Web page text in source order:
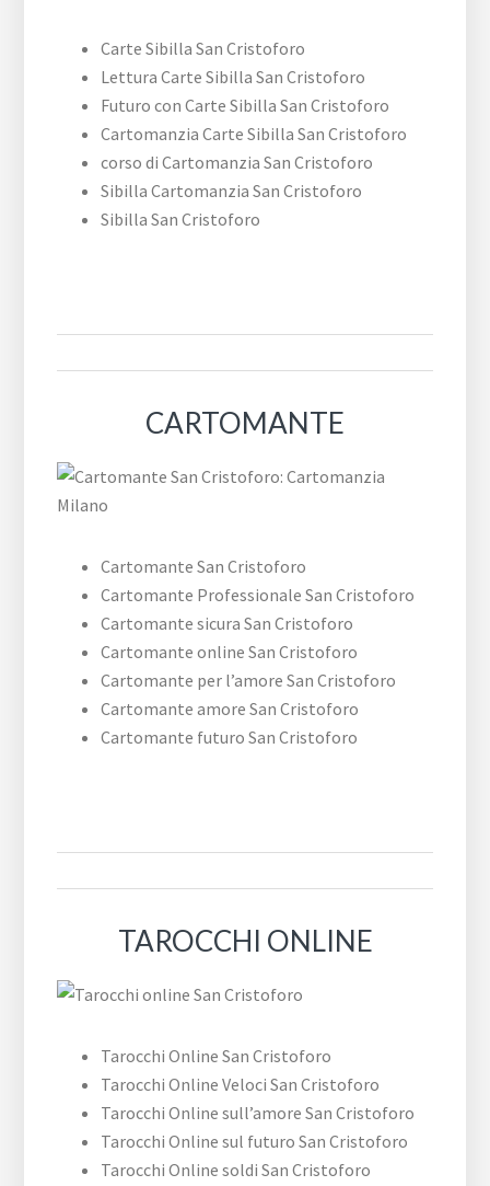
Carte Sibilla San Cristoforo
Lettura Carte Sibilla San Cristoforo
Futuro con Carte Sibilla San Cristoforo
Cartomanzia Carte Sibilla San Cristoforo
corso di Cartomanzia San Cristoforo
Sibilla Cartomanzia San Cristoforo
Sibilla San Cristoforo
CARTOMANTE
Cartomante San Cristoforo
Cartomante Professionale San Cristoforo
Cartomante sicura San Cristoforo
Cartomante online San Cristoforo
Cartomante per l’amore San Cristoforo
Cartomante amore San Cristoforo
Cartomante futuro San Cristoforo
TAROCCHI ONLINE
Tarocchi Online San Cristoforo
Tarocchi Online Veloci San Cristoforo
Tarocchi Online sull’amore San Cristoforo
Tarocchi Online sul futuro San Cristoforo
Tarocchi Online soldi San Cristoforo